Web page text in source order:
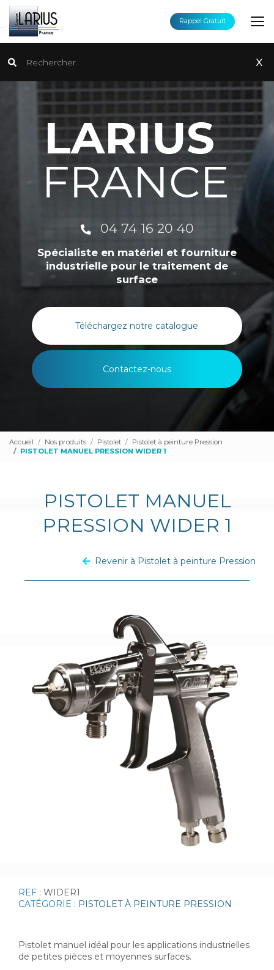
Aller
au
contenu
principal
Rechercher
x
Rappel Gratuit
04 74 16 20 40
Spécialiste en matériel et fourniture
industrielle pour le traitement de
surface
Téléchargez notre catalogue
Contactez-nous
Accueil Nos produits Pistolet
Pistolet à peinture Pression
PISTOLET MANUEL PRESSION WIDER 1
PISTOLET MANUEL
PRESSION WIDER 1
Revenir à Pistolet à peinture Pression
REF : WIDER1
CATÉGORIE : PISTOLET À PEINTURE PRESSION
Pistolet manuel idéal pour les applications industrielles
de petites pièces et moyennes surfaces.